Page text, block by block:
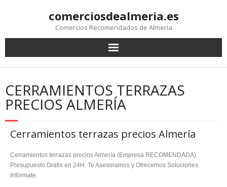
comerciosdealmeria.es
Comercios Recomendados de Almería
CERRAMIENTOS TERRAZAS
PRECIOS ALMERÍA
Cerramientos terrazas precios Almería
Cerramientos terrazas precios Almería (Empresa RECOMENDADA)
Presupuesto Gratis en 24H. Te Asesoramos y Ofrecemos Soluciones.
Infórmate.